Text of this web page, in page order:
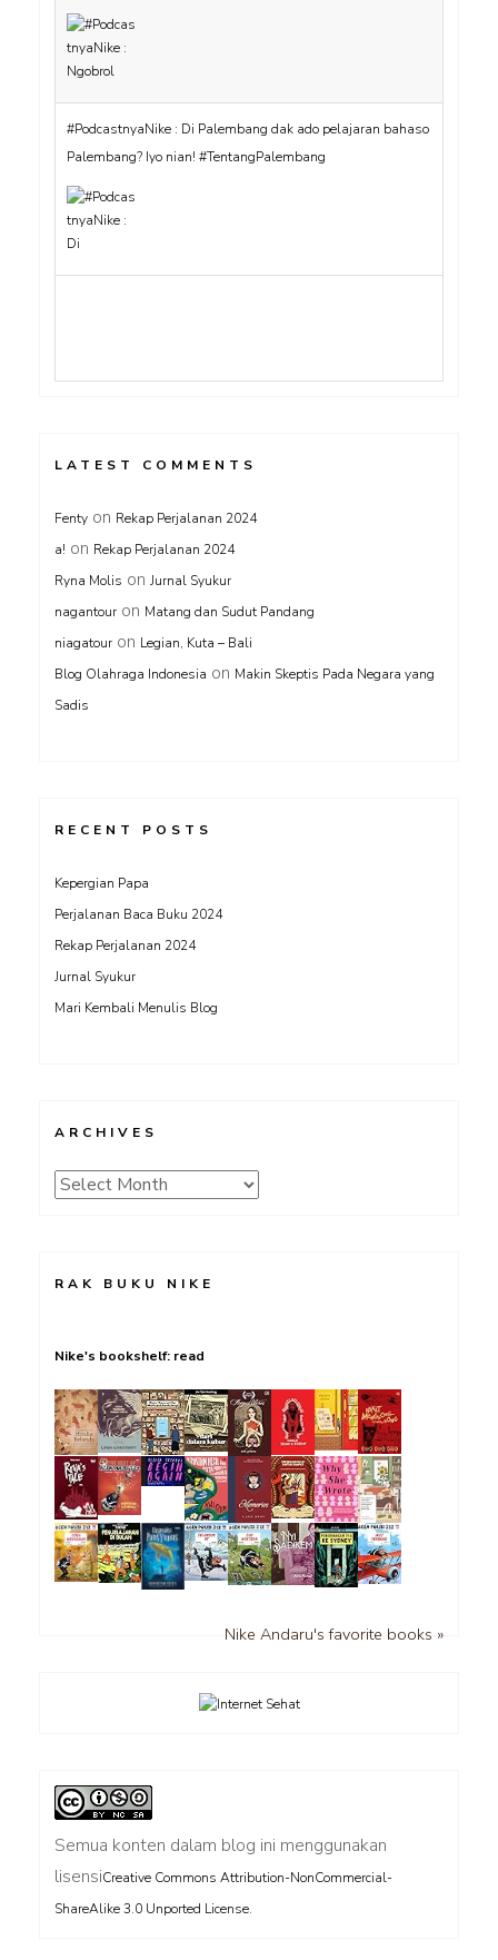
LATEST COMMENTS
Fenty on Rekap Perjalanan 2024
a! on Rekap Perjalanan 2024
Ryna Molis on Jurnal Syukur
nagantour on Matang dan Sudut Pandang
niagatour on Legian, Kuta – Bali
Blog Olahraga Indonesia on Makin Skeptis Pada Negara yang
Sadis
RECENT POSTS
Kepergian Papa
Perjalanan Baca Buku 2024
Rekap Perjalanan 2024
Jurnal Syukur
Mari Kembali Menulis Blog
ARCHIVES
Archives
RAK BUKU NIKE
Nike's bookshelf: read
Nike Andaru's favorite books »
Semua konten dalam blog ini menggunakan
lisensiCreative Commons Attribution-NonCommercial-
ShareAlike 3.0 Unported License.